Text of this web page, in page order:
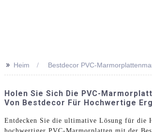
>> Heim Bestdecor PVC-
Holen Sie Sich Die PVC-
Von Bestdecor Für Hochwertige
Entdecken Sie die ultimative Lösung für die